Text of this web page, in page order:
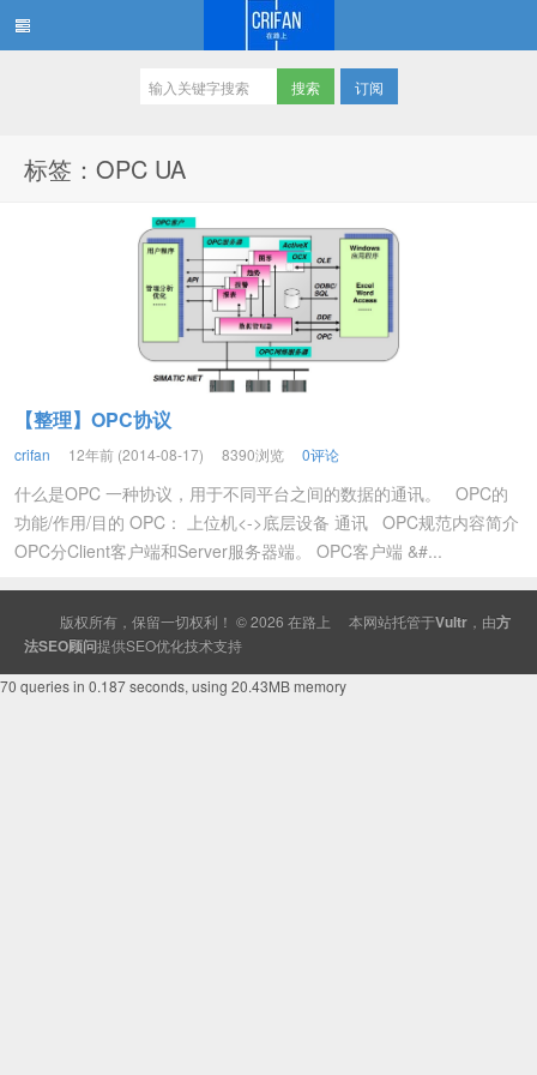
订阅
标签：OPC UA
【整理】OPC协议
crifan 12年前 (2014-08-17) 8390浏览 0评论
什么是OPC 一种协议，用于不同平台之间的数据的通讯。 OPC的
功能/作用/目的 OPC： 上位机<->底层设备 通讯 OPC规范内容简介
OPC分Client客户端和Server服务器端。 OPC客户端 &#...
版权所有，保留一切权利！ © 2026 在路上 本网站托管于Vultr ，由方
法SEO顾问提供SEO优化技术支持
70 queries in 0.187 seconds, using 20.43MB memory